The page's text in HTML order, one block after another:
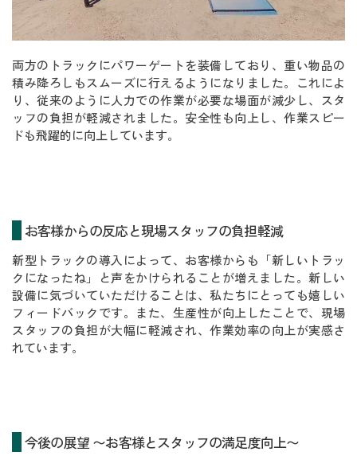
両方のトラックにパワーゲートを装備しており、重い物品の
積み降ろしもスムーズに行えるようになりました。これによ
り、従来のように人力での作業が必要な場面が減少し、スタ
ッフの負担が軽減されました。安全性も向上し、作業スピー
ドも飛躍的に向上しています。
お客様からの反応と現場スタッフの負担軽減
新型トラックの導入によって、お客様からも「新しいトラッ
クになったね」と声をかけられることが増えました。新しい
設備に気づいていただけることは、私たちにとっても嬉しい
フィードバックです。また、生産性が向上したことで、現場
スタッフの負担が大幅に軽減され、作業効率の向上が実感さ
れています。
今後の展望 〜お客様とスタッフの満足度向上〜